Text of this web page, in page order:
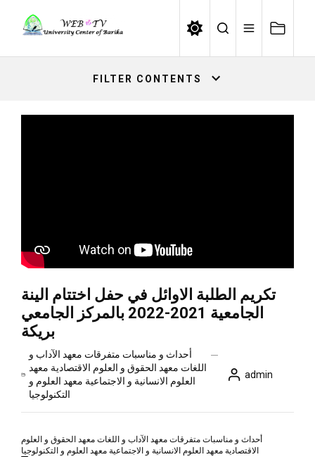
content
FILTER CONTENTS
تكريم الطلبة الاوائل في حفل اختتام الينة
الجامعية 2021-2022 بالمركز الجامعي
بريكة
أحداث و مناسبات متفرقات معهد الآداب و
اللغات معهد الحقوق و العلوم الاقتصادية معهد
العلوم الانسانية و الاجتماعية معهد العلوم و
التكنولوجيا
admin
أحداث و مناسبات متفرقات معهد الآداب و اللغات معهد الحقوق و العلوم
الاقتصادية معهد العلوم الانسانية و الاجتماعية معهد العلوم و التكنولوجيا